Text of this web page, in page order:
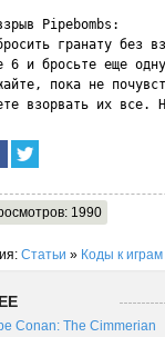
Pipebombs:
гранату без
6 и бросьте еще
пока не
взорвать их все.
1990
Статьи » Коды к играм
Conan: The Cimmerian